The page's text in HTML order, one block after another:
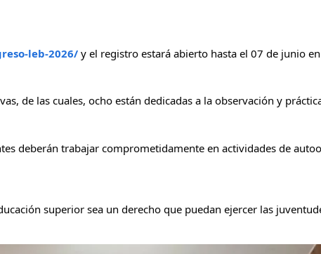
leb-2026/ y el registro estará abierto hasta el 07 de junio en
de las cuales, ocho están dedicadas a la observación y
deberán trabajar comprometidamente en actividades de
superior sea un derecho que puedan ejercer las